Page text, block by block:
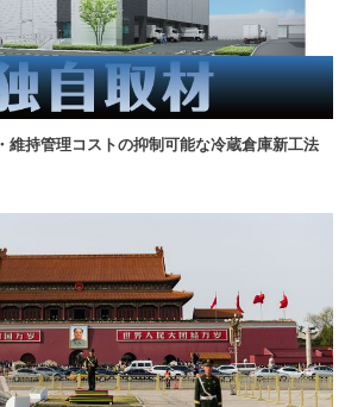
維持管理コストの抑制可能な冷蔵倉庫新工法